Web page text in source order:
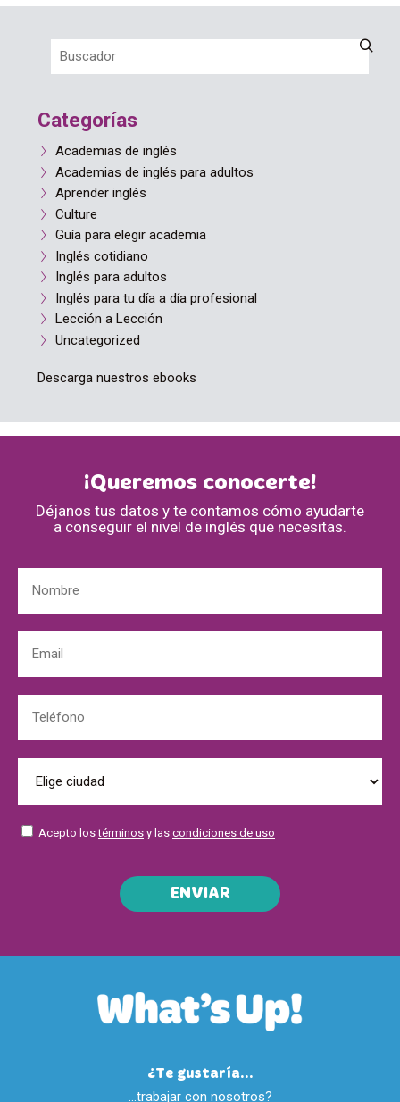
Categorías
Academias de inglés
Academias de inglés para adultos
Aprender inglés
Culture
Guía para elegir academia
Inglés cotidiano
Inglés para adultos
Inglés para tu día a día profesional
Lección a Lección
Uncategorized
Descarga nuestros ebooks
¡Queremos conocerte!
Déjanos tus datos y te contamos cómo ayudarte
a conseguir el nivel de inglés que necesitas.
Acepto lostérminos y las condiciones de uso
ENVIAR
¿Te gustaría...
…trabajar con nosotros?